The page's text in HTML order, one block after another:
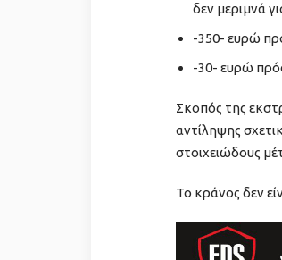
δεν μεριμνά
-350- ευρώ
-30- ευρώ
Σκοπός της
αντίληψης
στοιχειώδους
Το κράνος δεν